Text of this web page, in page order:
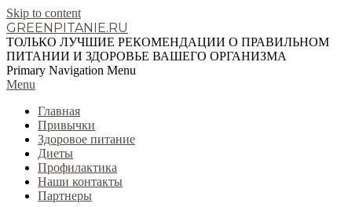
Skip to content
GREENPITANIE.RU
ТОЛЬКО ЛУЧШИЕ РЕКОМЕНДАЦИИ О ПРАВИЛЬНОМ
ПИТАНИИ И ЗДОРОВЬЕ ВАШЕГО ОРГАНИЗМА
Primary Navigation Menu
Menu
Главная
Привычки
Здоровое питание
Диеты
Профилактика
Наши контакты
Партнеры